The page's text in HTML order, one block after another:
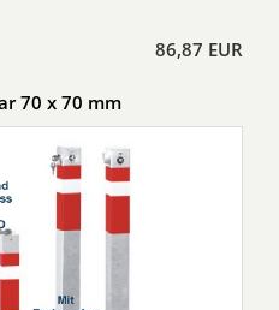
86,87 EUR
70 x 70 mm